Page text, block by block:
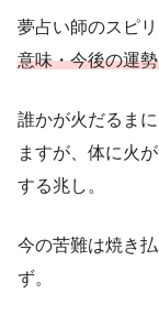
夢占い師のスピリ
意味・今後の運
誰かが火だるま
ますが、体に火
する兆し。
今の苦難は焼き
ず。